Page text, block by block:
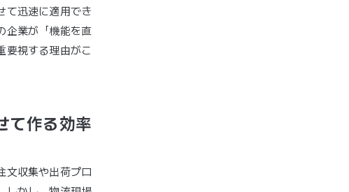
て迅速に適用でき
企業が「機能を直
要視する理由がこ
て作る効率
文収集や出荷プロ